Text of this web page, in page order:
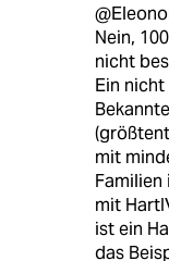
Nein,
nicht
Ein
mit
Familien
mit
ist ein
das